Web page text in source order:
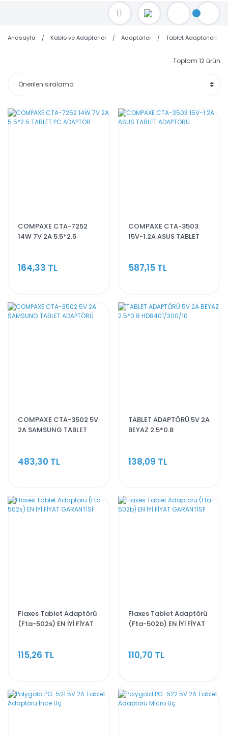
TOPTAN FİYAT ALMAK İÇİN satis@toptanbilgisayar.net MAİL ATINIZ.
SİPARİŞLERİNİZİ AYNI GÜN KARGO İLE GÖNDERİYORUZ!
Anasayfa Kablo ve Adaptörler Adaptörler Tablet Adaptörleri
Toplam 12 ürün
COMPAXE CTA-7252
14W 7V 2A 5.5*2.5
164,33 TL
COMPAXE CTA-3503
15V-1.2A ASUS TABLET
587,15 TL
COMPAXE CTA-3502 5V
2A SAMSUNG TABLET
483,30 TL
TABLET ADAPTÖRÜ 5V 2A
BEYAZ 2.5*0.8
138,09 TL
Flaxes Tablet Adaptörü
(Fta-502s) EN İYİ FİYAT
115,26 TL
Flaxes Tablet Adaptörü
(Fta-502b) EN İYİ FİYAT
110,70 TL